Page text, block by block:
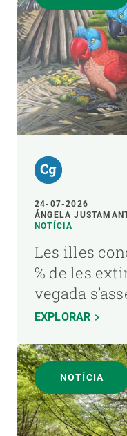
24-07-2026
ÁNGELA
NOTÍCIA
Les illes
% de les
vegada
EXPLORAR
NOTÍCIA